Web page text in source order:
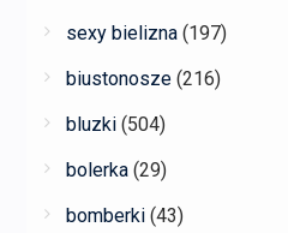
sexy bielizna (197)
biustonosze (216)
bluzki (504)
bolerka (29)
bomberki (43)